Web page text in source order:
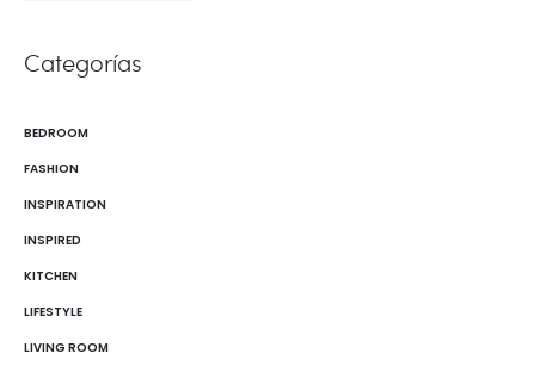
Categorías
BEDROOM
FASHION
INSPIRATION
INSPIRED
KITCHEN
LIFESTYLE
LIVING ROOM